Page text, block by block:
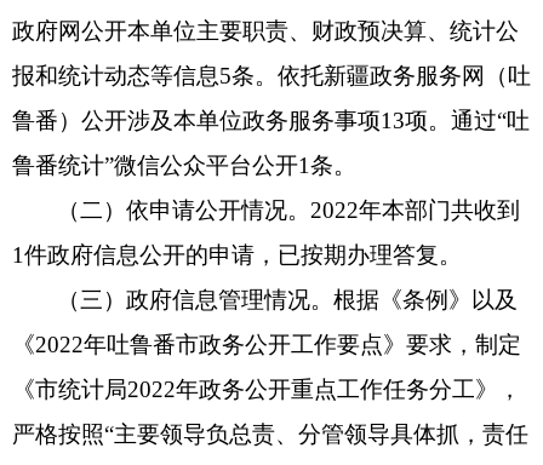
政府网公开本单位主要职责、财政预决算、统计公
报和统计动态等信息5条。依托新疆政务服务网（吐
鲁番）公开涉及本单位政务服务事项13项。通过“吐
鲁番统计”微信公众平台公开1条。
（二）依申请公开情况。2022年本部门共收到
1件政府信息公开的申请，已按期办理答复。
（三）政府信息管理情况。根据《条例》以及
《2022年吐鲁番市政务公开工作要点》要求，制定
《市统计局2022年政务公开重点工作任务分工》，
严格按照“主要领导负总责、分管领导具体抓，责任